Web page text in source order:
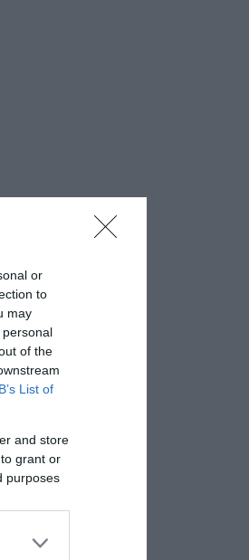
or
to
may
of the
List of
and store
grant or
purposes